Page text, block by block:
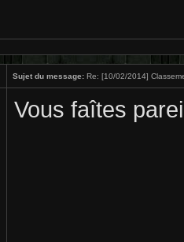
Sujet du message: Re: [10/02/2014]
Vous faîtes